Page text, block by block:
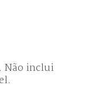
Não inclui